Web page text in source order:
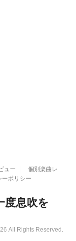
ュー
個別楽曲レ
ーポリシー
度息吹を
All Rights Reserved.